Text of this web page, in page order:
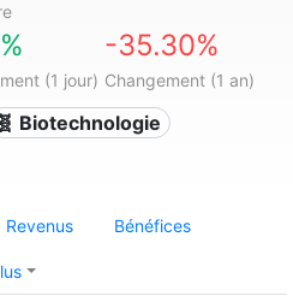
(1 jour)
-35.30%
Changement (1 an)
🧬 Biotechnologie
Revenus Bénéfices